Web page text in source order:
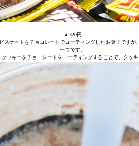
▲320円
スケットをチョコレートでコーティングしたお菓子です
一つです。
ッキーをチョコレートをコーティングすることで、クッ